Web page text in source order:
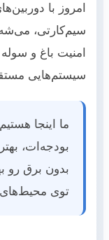
امروز با
سیم‌کارتی،
سیستم‌هایی
ما اینجا
بودجه‌ات،
بدون برق رو
توی